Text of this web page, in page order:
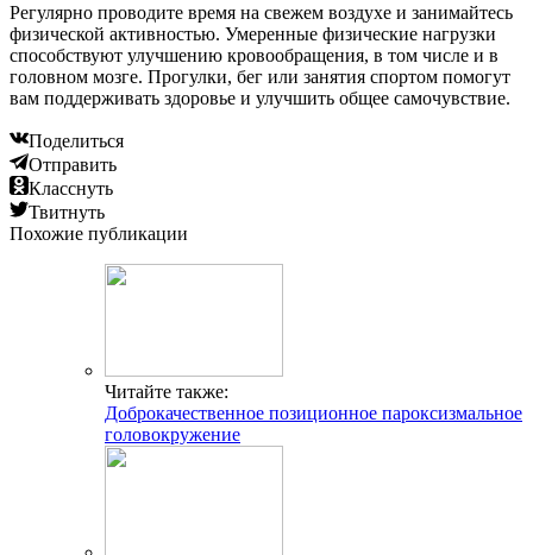
Регулярно проводите время на свежем воздухе и занимайтесь
физической активностью. Умеренные физические нагрузки
способствуют улучшению кровообращения, в том числе и в
головном мозге. Прогулки, бег или занятия спортом помогут
вам поддерживать здоровье и улучшить общее самочувствие.
Поделиться
Отправить
Класснуть
Твитнуть
Похожие публикации
Читайте также:
Доброкачественное позиционное пароксизмальное
головокружение